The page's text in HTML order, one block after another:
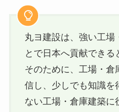
丸ヨ建設は、強い工場
とで日本へ貢献できる
そのために、工場・倉
信し、少しでも知識を
ない工場・倉庫建築に